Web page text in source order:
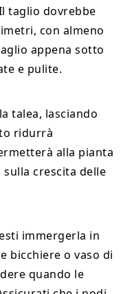
taglio dovrebbe
con almeno
appena sotto
e pulite.
talea, lasciando
ridurrà
alla pianta
crescita delle
immergerla in
bicchiere o vaso di
quando le